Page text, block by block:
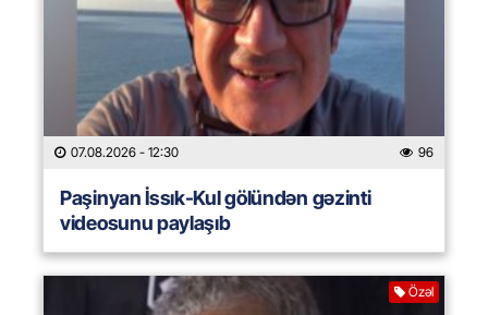
07.08.2026 - 12:30 96
Paşinyan İssık-Kul gölündən gəzinti
videosunu paylaşıb
Özəl